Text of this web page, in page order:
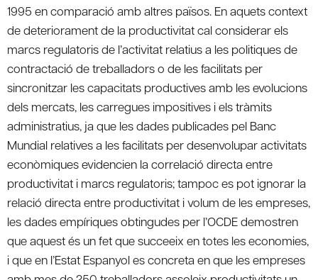
1995 en comparació amb altres països. En aquets context
de deteriorament de la productivitat cal considerar els
marcs regulatoris de l’activitat relatius a les politiques de
contractació de treballadors o de les facilitats per
sincronitzar les capacitats productives amb les evolucions
dels mercats, les carregues impositives i els tràmits
administratius, ja que les dades publicades pel Banc
Mundial relatives a les facilitats per desenvolupar activitats
econòmiques evidencien la correlació directa entre
productivitat i marcs regulatoris; tampoc es pot ignorar la
relació directa entre productivitat i volum de les empreses,
les dades empíriques obtingudes per l’OCDE demostren
que aquest és un fet que succeeix en totes les economies,
i que en l’Estat Espanyol es concreta en que les empreses